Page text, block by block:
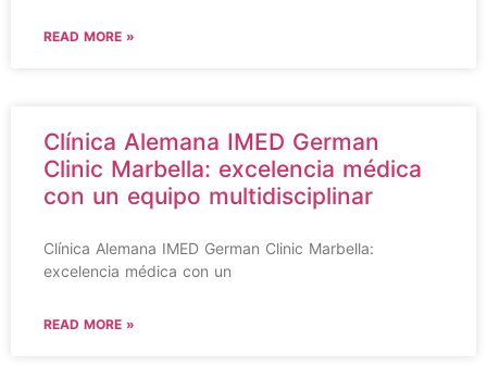
READ MORE »
Clínica Alemana IMED German
Clinic Marbella: excelencia médica
con un equipo multidisciplinar
Clínica Alemana IMED German Clinic Marbella:
excelencia médica con un
READ MORE »